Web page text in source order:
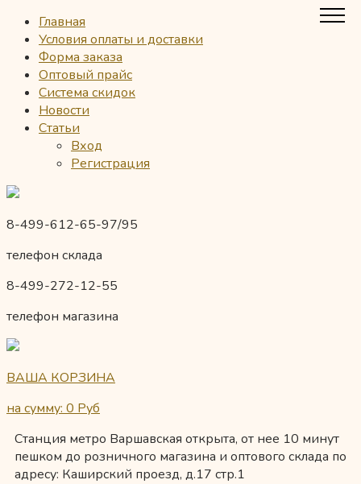
Главная
Условия оплаты и доставки
Форма заказа
Оптовый прайс
Система скидок
Новости
Статьи
Вход
Регистрация
8-499-612-65-97/95
телефон склада
8-499-272-12-55
телефон магазина
ВАША КОРЗИНА
на сумму: 0 Руб
Станция метро Варшавская открыта, от нее 10 минут
пешком до розничного магазина и оптового склада по
адресу: Каширский проезд, д.17 стр.1